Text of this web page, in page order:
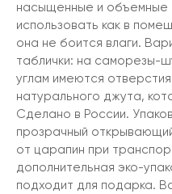
насыщенные и объемные
использовать как в
она не боится влаги.
таблички: на саморезы-
углам имеются
натурального джута,
Сделано в России.
прозрачный
от царапин при
дополнительная эко-
подходит для подарка.